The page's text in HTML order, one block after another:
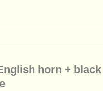
horn +